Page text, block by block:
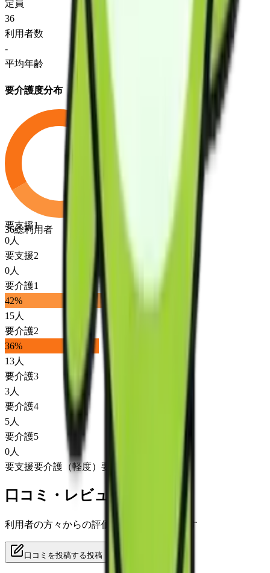
定員
36
利用者数
-
平均年齢
要介護度分布
36総利用者
要支援1
0人
要支援2
0人
要介護1
42%
15人
要介護2
36%
13人
要介護3
3人
要介護4
5人
要介護5
0人
要支援要介護（軽度） 要介護（重度）
口コミ・レビュー
利用者の方々からの評価をご覧いただけます
口コミを投稿する投稿